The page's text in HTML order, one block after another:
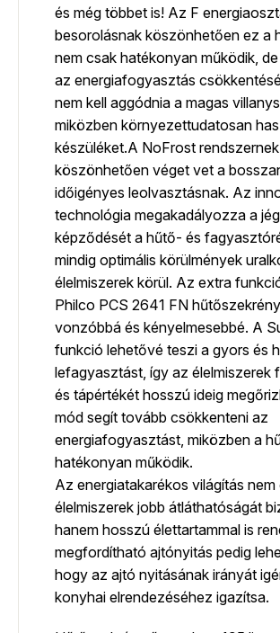
és még többet is! Az F
besorolásnak köszönhetően ez a
nem csak hatékonyan működik,
az energiafogyasztás
nem kell aggódnia a magas
miközben környezettudatosan
készüléket.A NoFrost rendszernek
köszönhetően véget vet a
időigényes leolvasztásnak. Az
technológia megakadályozza a
képződését a hűtő- és
mindig optimális körülmények
élelmiszerek körül. Az extra
Philco PCS 2641 FN
vonzóbbá és kényelmesebbé. A
funkció lehetővé teszi a gyors és
lefagyasztást, így az élelmiszerek
és tápértékét hosszú ideig
mód segít tovább csökkenteni az
energiafogyasztást, miközben a
hatékonyan működik.
Az energiatakarékos világítás nem
élelmiszerek jobb átláthatóságát
hanem hosszú élettartammal is
megfordítható ajtónyitás pedig
hogy az ajtó nyitásának irányát
konyhai elrendezéséhez igazítsa.